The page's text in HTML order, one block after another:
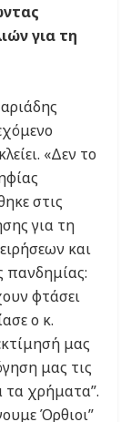
για τη
«Δεν το
στις
για τη
και
πανδημίας:
φτάσει
ο κ.
μας
μας τις
τα χρήματα”.
Όρθιοι”